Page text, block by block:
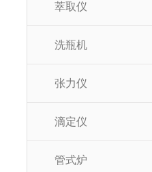
萃取仪
洗瓶机
张力仪
滴定仪
管式炉